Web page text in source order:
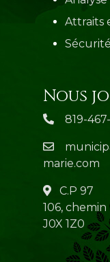
Attraits
Nous
819-467-
marie.com
C.P 97
106,
J0X 1Z0